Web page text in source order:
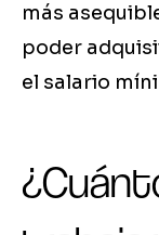
más
poder
el salario